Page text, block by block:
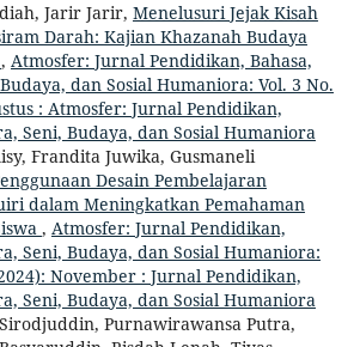
Jarir Jarir, Menelusuri Jejak Kisah
Darah: Kajian Khazanah Budaya
, Atmosfer: Jurnal Pendidikan, Bahasa,
dan Sosial Humaniora: Vol. 3 No.
: Atmosfer: Jurnal Pendidikan,
Seni, Budaya, dan Sosial Humaniora
Frandita Juwika, Gusmaneli
Desain Pembelajaran
dalam Meningkatkan Pemahaman
, Atmosfer: Jurnal Pendidikan,
Seni, Budaya, dan Sosial Humaniora:
November : Jurnal Pendidikan,
Seni, Budaya, dan Sosial Humaniora
Purnawirawansa Putra,